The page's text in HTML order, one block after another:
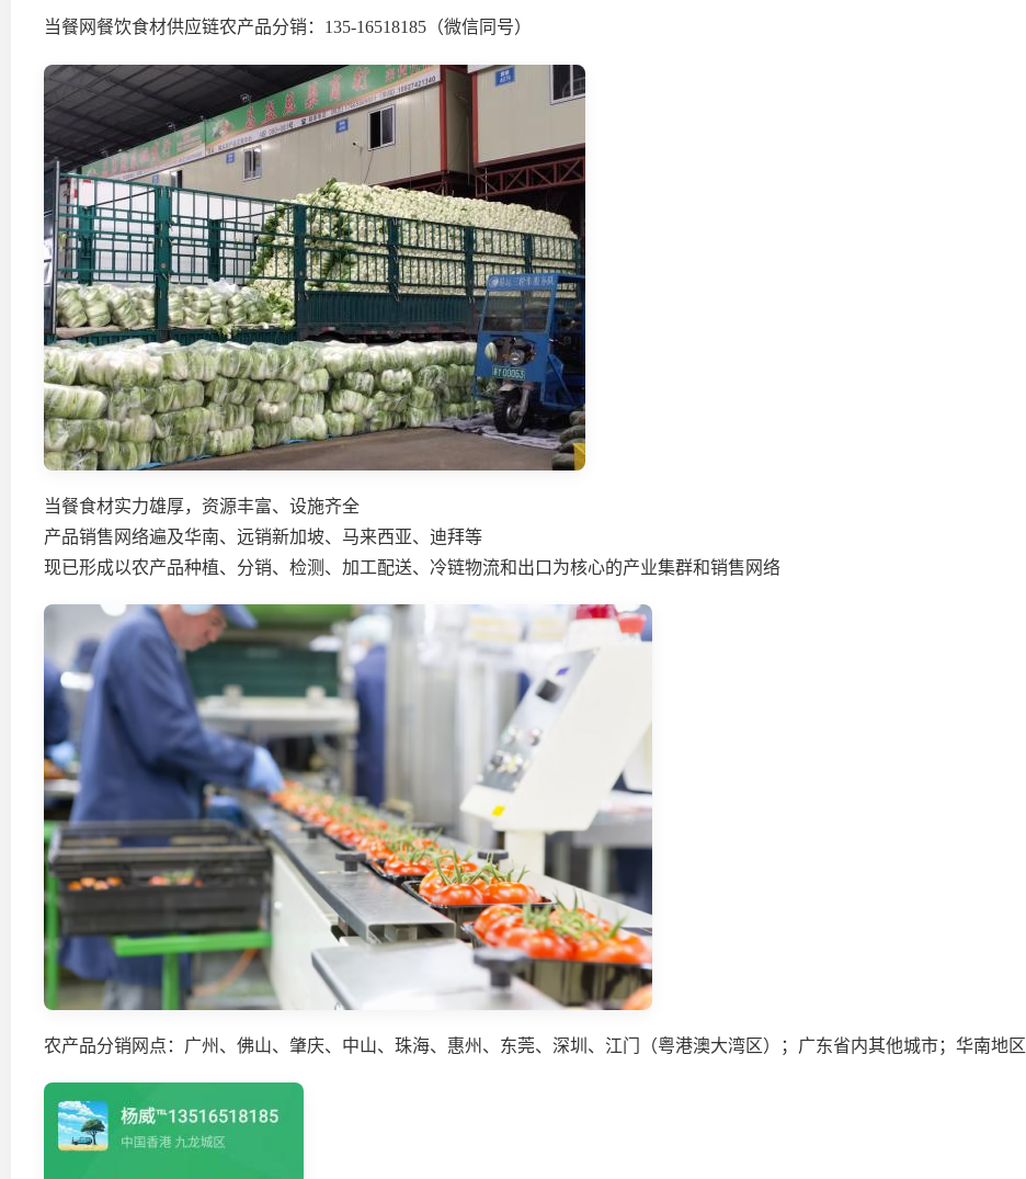
当餐网餐饮食材供应链农产品分销：135-16518185（微信同号）
当餐食材实力雄厚，资源丰富、设施齐全
产品销售网络遍及华南、远销新加坡、马来西亚、迪拜等
现已形成以农产品种植、分销、检测、加工配送、冷链物流和出口为核心的产业集群和销售网络
农产品分销网点：广州、佛山、肇庆、中山、珠海、惠州、东莞、深圳、江门（粤港澳大湾区）；广东省内其他城市；华南地区